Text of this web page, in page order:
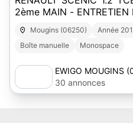
2ème MAIN - ENTRETIEN
Mougins (06250) Année
Boîte manuelle
Monospace
EWIGO MOUGINS
30 annonces